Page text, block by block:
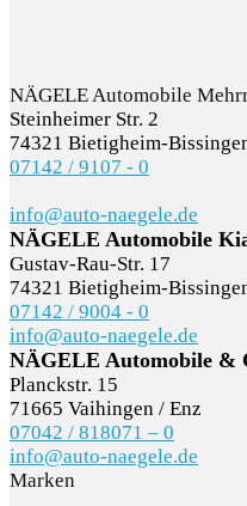
NÄGELE Automobile
Steinheimer Str. 2
74321 Bietigheim-
07142 / 9107 - 0
info@auto-naegele.de
NÄGELE Automobile
Gustav-Rau-Str. 17
74321 Bietigheim-
07142 / 9004 - 0
info@auto-naegele.de
NÄGELE Automobile &
Planckstr. 15
71665 Vaihingen / Enz
07042 / 818071 – 0
info@auto-naegele.de
Marken